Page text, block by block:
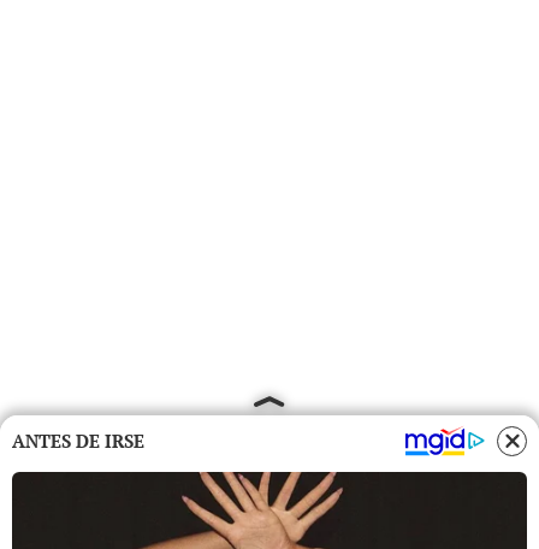
ANTES DE IRSE